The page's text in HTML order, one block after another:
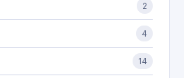
2
4
14